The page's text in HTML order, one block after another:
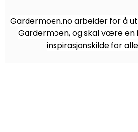
Gardermoen.no arbeider for å
Gardermoen, og skal være en
inspirasjonskilde for